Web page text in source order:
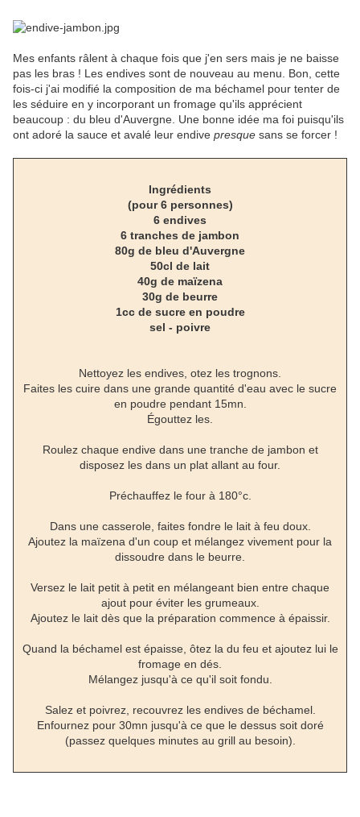
Mes enfants râlent à chaque fois que j'en sers mais je ne baisse
pas les bras ! Les endives sont de nouveau au menu. Bon, cette
fois-ci j'ai modifié la composition de ma béchamel pour tenter de
les séduire en y incorporant un fromage qu'ils apprécient
beaucoup : du bleu d'Auvergne. Une bonne idée ma foi puisqu'ils
ont adoré la sauce et avalé leur endive presque sans se forcer !
Ingrédients
(pour 6 personnes)
6 endives
6 tranches de jambon
80g de bleu d'Auvergne
50cl de lait
40g de maïzena
30g de beurre
1cc de sucre en poudre
sel - poivre
Nettoyez les endives, otez les trognons.
Faites les cuire dans une grande quantité d'eau avec le sucre
en poudre pendant 15mn.
Égouttez les.
Roulez chaque endive dans une tranche de jambon et
disposez les dans un plat allant au four.
Préchauffez le four à 180°c.
Dans une casserole, faites fondre le lait à feu doux.
Ajoutez la maïzena d'un coup et mélangez vivement pour la
dissoudre dans le beurre.
Versez le lait petit à petit en mélangeant bien entre chaque
ajout pour éviter les grumeaux.
Ajoutez le lait dès que la préparation commence à épaissir.
Quand la béchamel est épaisse, ôtez la du feu et ajoutez lui le
fromage en dés.
Mélangez jusqu'à ce qu'il soit fondu.
Salez et poivrez, recouvrez les endives de béchamel.
Enfournez pour 30mn jusqu'à ce que le dessus soit doré
(passez quelques minutes au grill au besoin).